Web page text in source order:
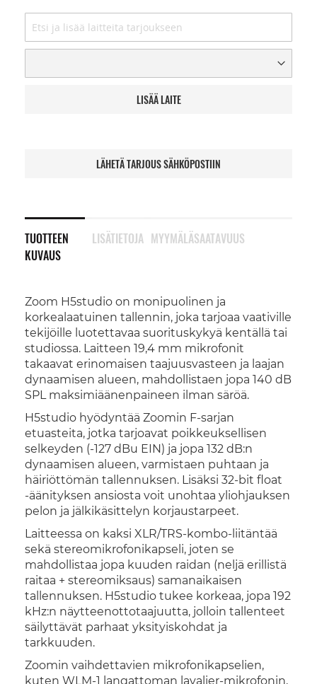
LISÄÄ LAITE
LÄHETÄ TARJOUS SÄHKÖPOSTIIN
TUOTTEEN
KUVAUS
Zoom H5studio on monipuolinen ja
korkealaatuinen tallennin, joka tarjoaa vaativille
tekijöille luotettavaa suorituskykyä kentällä tai
studiossa. Laitteen 19,4 mm mikrofonit
takaavat erinomaisen taajuusvasteen ja laajan
dynaamisen alueen, mahdollistaen jopa 140 dB
SPL maksimiäänenpaineen ilman säröä.
H5studio hyödyntää Zoomin F-sarjan
etuasteita, jotka tarjoavat poikkeuksellisen
selkeyden (-127 dBu EIN) ja jopa 132 dB:n
dynaamisen alueen, varmistaen puhtaan ja
häiriöttömän tallennuksen. Lisäksi 32-bit float
-äänityksen ansiosta voit unohtaa yliohjauksen
pelon ja jälkikäsittelyn korjaustarpeet.
Laitteessa on kaksi XLR/TRS-kombo-liitäntää
sekä stereomikrofonikapseli, joten se
mahdollistaa jopa kuuden raidan (neljä erillistä
raitaa + stereomiksaus) samanaikaisen
tallennuksen. H5studio tukee korkeaa, jopa 192
kHz:n näytteenottotaajuutta, jolloin tallenteet
säilyttävät parhaat yksityiskohdat ja
tarkkuuden.
Zoomin vaihdettavien mikrofonikapselien,
kuten WLM-1 langattoman lavalier-mikrofonin,
LISÄTIETOJA MYYMÄLÄSAATAVUUS